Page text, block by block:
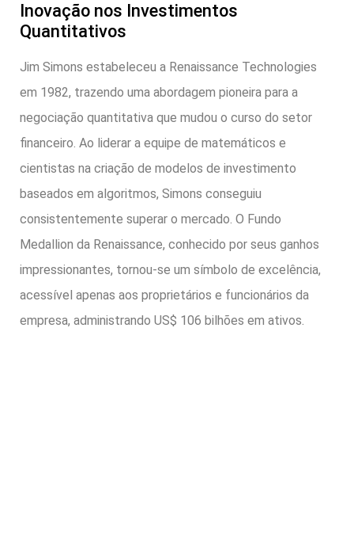
Inovação nos Investimentos
Quantitativos
Jim Simons estabeleceu a Renaissance Technologies
em 1982, trazendo uma abordagem pioneira para a
negociação quantitativa que mudou o curso do setor
financeiro. Ao liderar a equipe de matemáticos e
cientistas na criação de modelos de investimento
baseados em algoritmos, Simons conseguiu
consistentemente superar o mercado. O Fundo
Medallion da Renaissance, conhecido por seus ganhos
impressionantes, tornou-se um símbolo de excelência,
acessível apenas aos proprietários e funcionários da
empresa, administrando US$ 106 bilhões em ativos.